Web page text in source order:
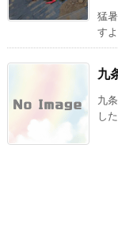
猛
す
九
九
し